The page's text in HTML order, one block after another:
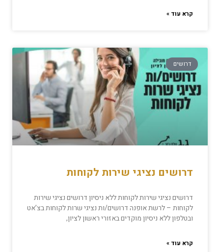
קרא עוד »
דרושים
דרושים נציגי שירות לקוחות
דרושים נציגי שירות לקוחות ללא ניסיון דרושים נציגי שירות
לקוחות – לרשת אופנה דרושים/ות נציגי שרות לקוחות בצ’אט
ובטלפון ללא ניסיון מוקדים באזורי ראשון לציון,
קרא עוד »